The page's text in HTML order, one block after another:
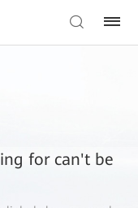
for can't be